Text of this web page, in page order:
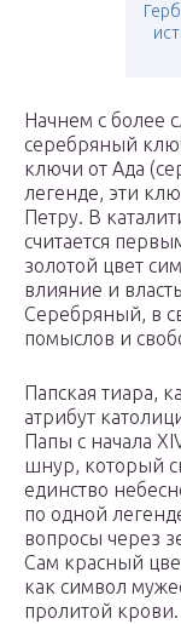
Начнем с более
серебряный
ключи от Ада
легенде, эти
Петру. В
считается
золотой цвет
влияние и
Серебряный, в
помыслов и
Папская тиара,
атрибут
Папы с начала
шнур, который
единство
по одной
вопросы через
Сам красный
как символ
пролитой крови.